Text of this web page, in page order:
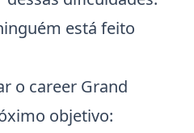
está feito
o career Grand
objetivo: